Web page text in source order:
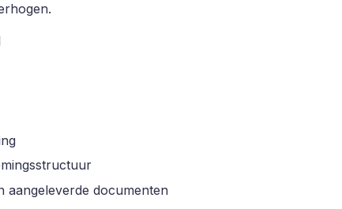
aangeleverde documenten